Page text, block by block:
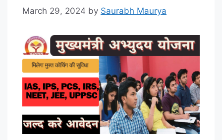
March 29, 2024 by Saurabh Maurya